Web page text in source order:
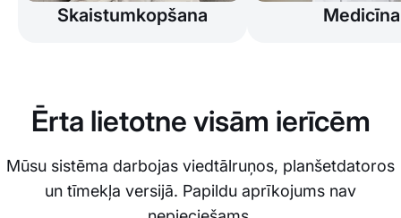
Skaistumkopšana Medicīna
Ērta lietotne visām ierīcēm
Mūsu sistēma darbojas viedtālruņos, planšetdatoros
un tīmekļa versijā. Papildu aprīkojums nav